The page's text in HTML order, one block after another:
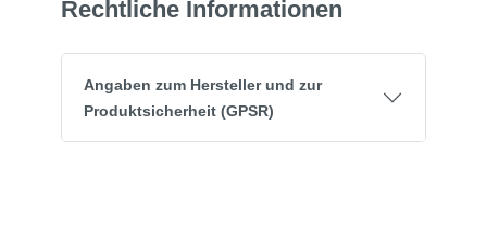
Rechtliche Informationen
Angaben zum Hersteller und zur
Produktsicherheit (GPSR)